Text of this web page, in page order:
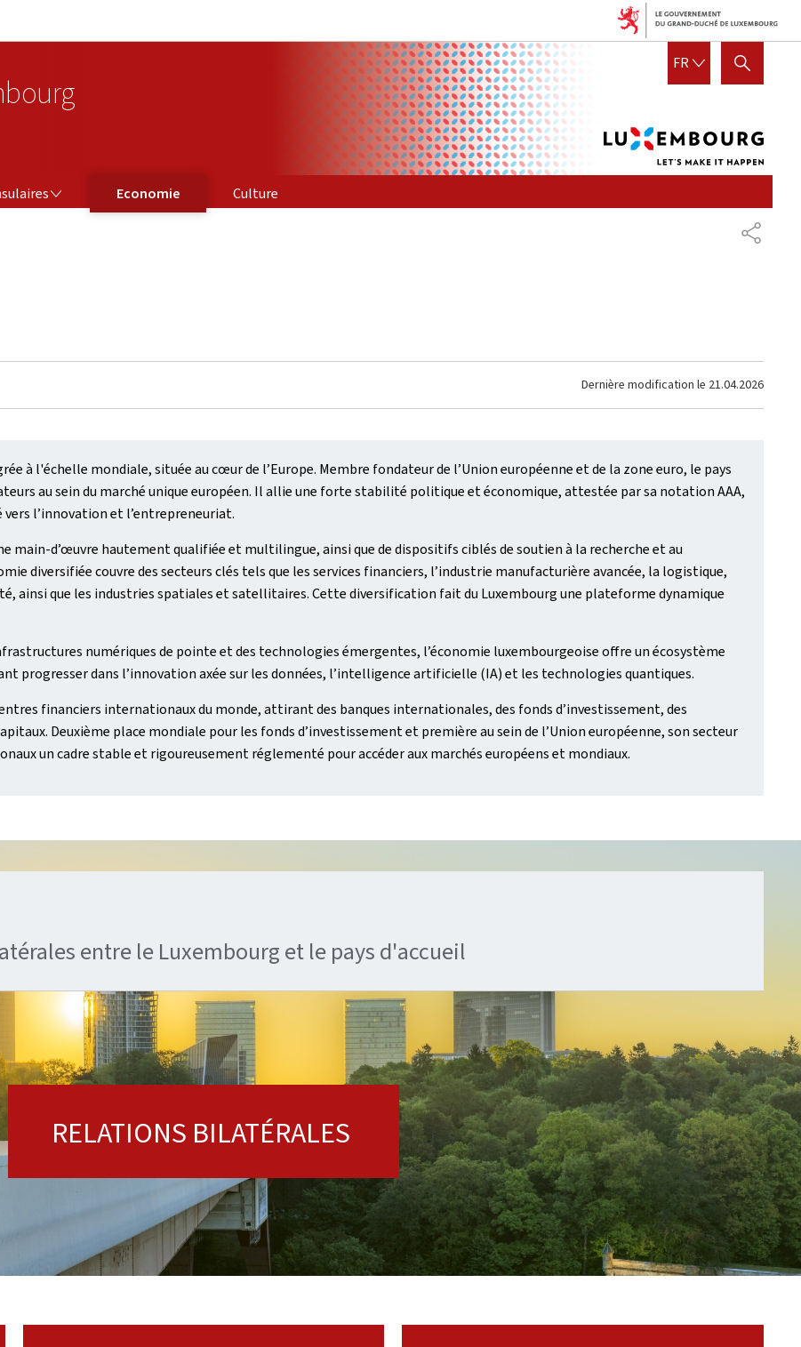
FRFRANÇAIS
AFFICHER / MASQUER LA
Economie
Culture
Dernière modification le 21.04.2026
à l'échelle mondiale, située au cœur de l’Europe. Membre fondateur de l’Union européenne et de la zone euro, le pays
au sein du marché unique européen. Il allie une forte stabilité politique et économique, attestée par sa notation AAA,
l’innovation et l’entrepreneuriat.
main-d’œuvre hautement qualifiée et multilingue, ainsi que de dispositifs ciblés de soutien à la recherche et au
diversifiée couvre des secteurs clés tels que les services financiers, l’industrie manufacturière avancée, la logistique,
ainsi que les industries spatiales et satellitaires. Cette diversification fait du Luxembourg une plateforme dynamique
numériques de pointe et des technologies émergentes, l’économie luxembourgeoise offre un écosystème
progresser dans l’innovation axée sur les données, l’intelligence artificielle (IA) et les technologies quantiques.
financiers internationaux du monde, attirant des banques internationales, des fonds d’investissement, des
Deuxième place mondiale pour les fonds d’investissement et première au sein de l’Union européenne, son secteur
un cadre stable et rigoureusement réglementé pour accéder aux marchés européens et mondiaux.
entre le Luxembourg et le pays d'accueil
RELATIONS BILATÉRALES